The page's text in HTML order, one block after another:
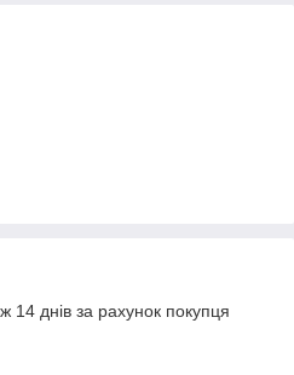
14 днів за рахунок покупця